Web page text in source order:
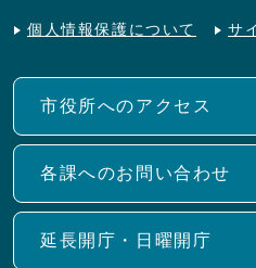
個人情報保護について サ
市役所へのアクセス
各課へのお問い合わせ
延長開庁・日曜開庁